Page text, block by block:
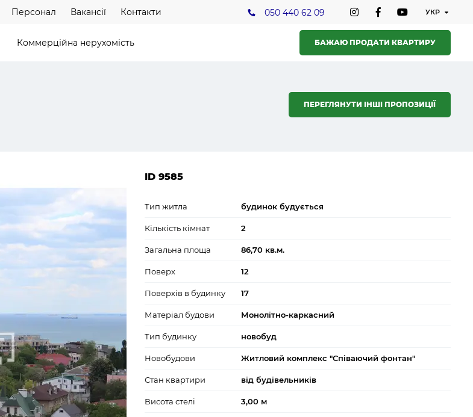
Персонал Вакансії Контакти 050 440 62 09
Коммерційна нерухомість БАЖАЮ ПРОДАТИ КВАРТИРУ
ПЕРЕГЛЯНУТИ ІНШІ ПРОПОЗИЦІЇ
ID 9585
Тип житла будинок будується
Кількість кімнат 2
Загальна площа 86,70 кв.м.
Поверх 12
Поверхів в будинку 17
Матеріал будови Монолітно-каркасний
Тип будинку новобуд
Новобудови Житловий комплекс "Співаючий фонтан"
Стан квартири від будівельників
Висота стелі 3,00 м